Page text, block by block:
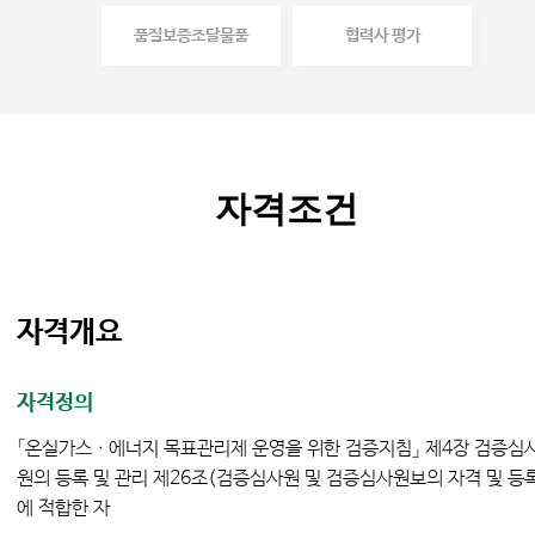
품질보증조달물품 협력사 평가
자격조건
자격개요
자격정의
「온실가스ㆍ에너지 목표관리제 운영을 위한 검증지침」 제4장 검증심
원의 등록 및 관리 제26조(검증심사원 및 검증심사원보의 자격 및 등
에 적합한 자